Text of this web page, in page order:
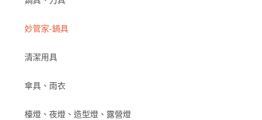
妙管家-鍋具
清潔用具
傘具、雨衣
檯燈、夜燈、造型燈、露營燈